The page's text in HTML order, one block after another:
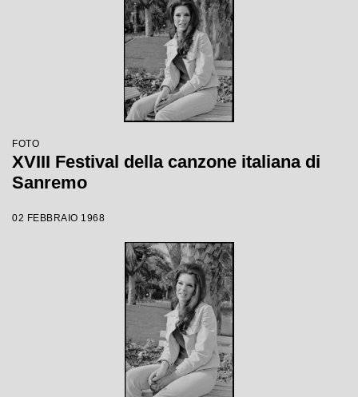
FOTO
XVIII Festival della canzone italiana di
Sanremo
02 FEBBRAIO 1968